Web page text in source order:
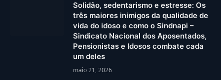
Solidão, sedentarismo e estresse: Os
três maiores inimigos da qualidade de
vida do idoso e como o Sindnapi –
Sindicato Nacional dos Aposentados,
Pensionistas e Idosos combate cada
um deles
maio 21, 2026